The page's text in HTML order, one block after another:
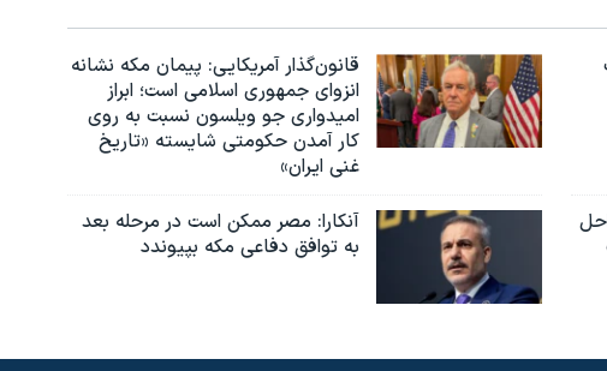
قانون‌گذار آمریکایی: پیمان مکه نشانه
انزوای جمهوری اسلامی است؛ ابراز
امیدواری جو ویلسون نسبت به روی
کار آمدن حکومتی شایسته «تاریخ
غنی ایران»
آنکارا: مصر ممکن است در مرحله بعد
به توافق دفاعی مکه بپیوندد